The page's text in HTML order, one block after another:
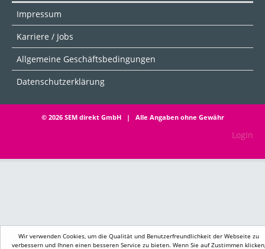
Wir verwenden Cookies, um die Qualität und Benutzerfreundlichkeit der Webseite zu
verbessern und Ihnen einen besseren Service zu bieten. Wenn Sie auf Zustimmen klicken,
Impressum
Karriere / Jobs
Allgemeine Geschäftsbedingungen
Datenschutzerklärung
© 2026 SEM direkt GmbH | Alle Angaben ohne Gewähr
LogIn